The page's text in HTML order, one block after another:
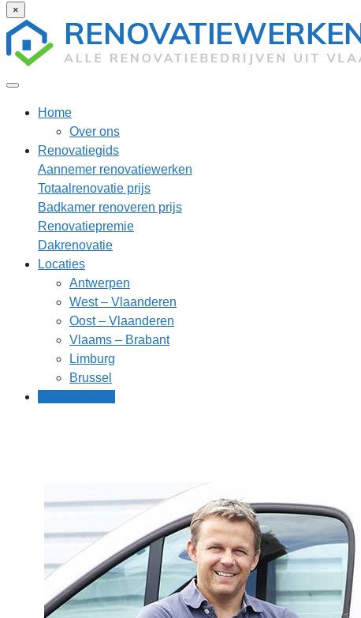
×
Home
Over ons
Renovatiegids
Aannemer renovatiewerken
Totaalrenovatie prijs
Badkamer renoveren prijs
Renovatiepremie
Dakrenovatie
Locaties
Antwerpen
West – Vlaanderen
Oost – Vlaanderen
Vlaams – Brabant
Limburg
Brussel